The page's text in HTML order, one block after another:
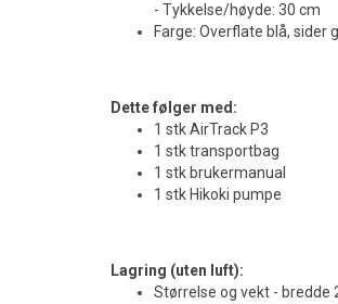
- Tykkelse/høyde: 30 cm
Farge: Overflate blå, sider
Dette følger med:
1 stk AirTrack P3
1 stk transportbag
1 stk brukermanual
1 stk Hikoki pumpe
Lagring (uten luft):
Størrelse og vekt - bredde